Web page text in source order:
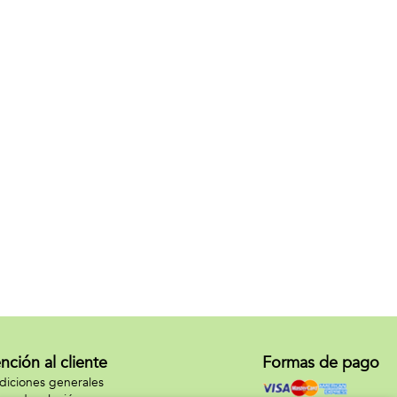
al cliente
generales
Formas de pago